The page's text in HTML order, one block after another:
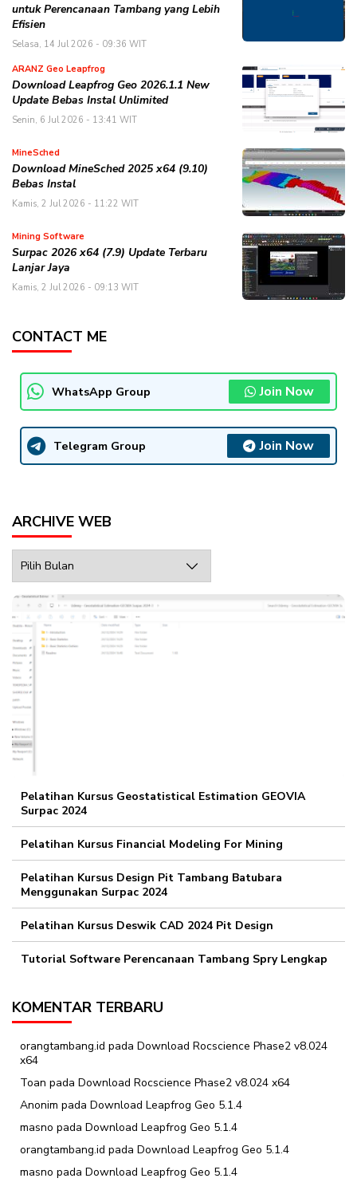
untuk Perencanaan Tambang yang Lebih
Efisien
Selasa, 14 Jul 2026 - 09:36 WIT
ARANZ Geo Leapfrog
Download Leapfrog Geo 2026.1.1 New
Update Bebas Instal Unlimited
Senin, 6 Jul 2026 - 13:41 WIT
MineSched
Download MineSched 2025 x64 (9.10)
Bebas Instal
Kamis, 2 Jul 2026 - 11:22 WIT
Mining Software
Surpac 2026 x64 (7.9) Update Terbaru
Lanjar Jaya
Kamis, 2 Jul 2026 - 09:13 WIT
CONTACT ME
WhatsApp Group Join Now
Telegram Group Join Now
ARCHIVE WEB
Web
Pelatihan Kursus Geostatistical Estimation GEOVIA
Surpac 2024
Pelatihan Kursus Financial Modeling For Mining
Pelatihan Kursus Design Pit Tambang Batubara
Menggunakan Surpac 2024
Pelatihan Kursus Deswik CAD 2024 Pit Design
Tutorial Software Perencanaan Tambang Spry Lengkap
KOMENTAR TERBARU
orangtambang.id pada Download Rocscience Phase2 v8.024
x64
Toan pada Download Rocscience Phase2 v8.024 x64
Anonim pada Download Leapfrog Geo 5.1.4
masno pada Download Leapfrog Geo 5.1.4
orangtambang.id pada Download Leapfrog Geo 5.1.4
masno pada Download Leapfrog Geo 5.1.4